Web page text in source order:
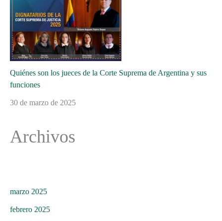
Quiénes son los jueces de la Corte Suprema de Argentina y sus
funciones
30 de marzo de 2025
Archivos
marzo 2025
febrero 2025